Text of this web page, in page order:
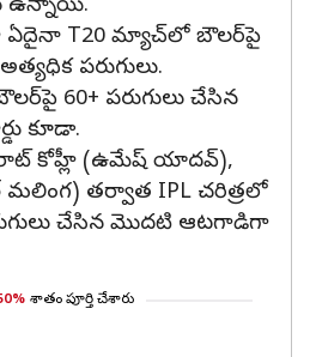
ఉన్నాయి.
ఏదైనా T20 మ్యాచ్‌లో బౌలర్‌పై
పరుగులు.
60+ పరుగులు చేసిన
కూడా.
కోహ్లీ (ఉమేష్ యాదవ్),
తర్వాత IPL చరిత్రలో
చేసిన మొదటి ఆటగాడిగా
శాతం పూర్తి చేశారు